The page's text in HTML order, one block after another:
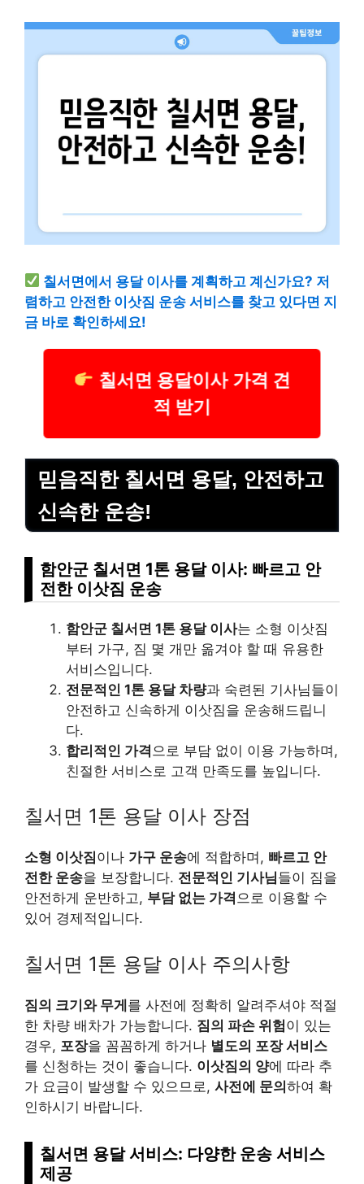
칠서면에서 용달 이사를 계획하고 계신가요? 저
렴하고 안전한 이삿짐 운송 서비스를 찾고 있다면 지
금 바로 확인하세요!
칠서면 용달이사 가격 견
적 받기
믿음직한 칠서면 용달, 안전하고
신속한 운송!
함안군 칠서면 1톤 용달 이사: 빠르고 안
전한 이삿짐 운송
함안군 칠서면 1톤 용달 이사는 소형 이삿짐
부터 가구, 짐 몇 개만 옮겨야 할 때 유용한
서비스입니다.
전문적인 1톤 용달 차량과 숙련된 기사님들이
안전하고 신속하게 이삿짐을 운송해드립니
다.
합리적인 가격 으로 부담 없이 이용 가능하며,
친절한 서비스로 고객 만족도를 높입니다.
칠서면 1톤 용달 이사 장점
소형 이삿짐이나 가구 운송에 적합하며, 빠르고 안
전한 운송을 보장합니다. 전문적인 기사님들이 짐을
안전하게 운반하고, 부담 없는 가격으로 이용할 수
있어 경제적입니다.
칠서면 1톤 용달 이사 주의사항
짐의 크기와 무게를 사전에 정확히 알려주셔야 적절
한 차량 배차가 가능합니다. 짐의 파손 위험이 있는
경우, 포장을 꼼꼼하게 하거나 별도의 포장 서비스
를 신청하는 것이 좋습니다. 이삿짐의 양에 따라 추
가 요금이 발생할 수 있으므로, 사전에 문의하여 확
인하시기 바랍니다.
칠서면 용달 서비스: 다양한 운송 서비스
제공